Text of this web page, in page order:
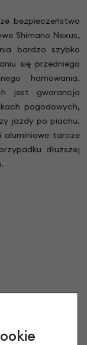
bezpieczeństwo
Shimano Nexus,
bardzo szybko
się przedniego
hamowania.
jest gwarancja
pogodowych,
jazdy po piachu.
aluminiowe tarcze
dłuższej